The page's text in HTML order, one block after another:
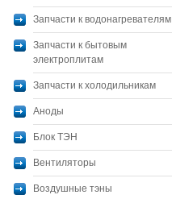
Запчасти к водонагревателям
Запчасти к бытовым
электроплитам
Запчасти к холодильникам
Аноды
Блок ТЭН
Вентиляторы
Воздушные тэны